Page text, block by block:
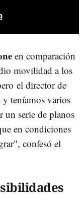
en comparación
movilidad a los
el director de
y teníamos varios
un serie de planos
en condiciones
confesó el